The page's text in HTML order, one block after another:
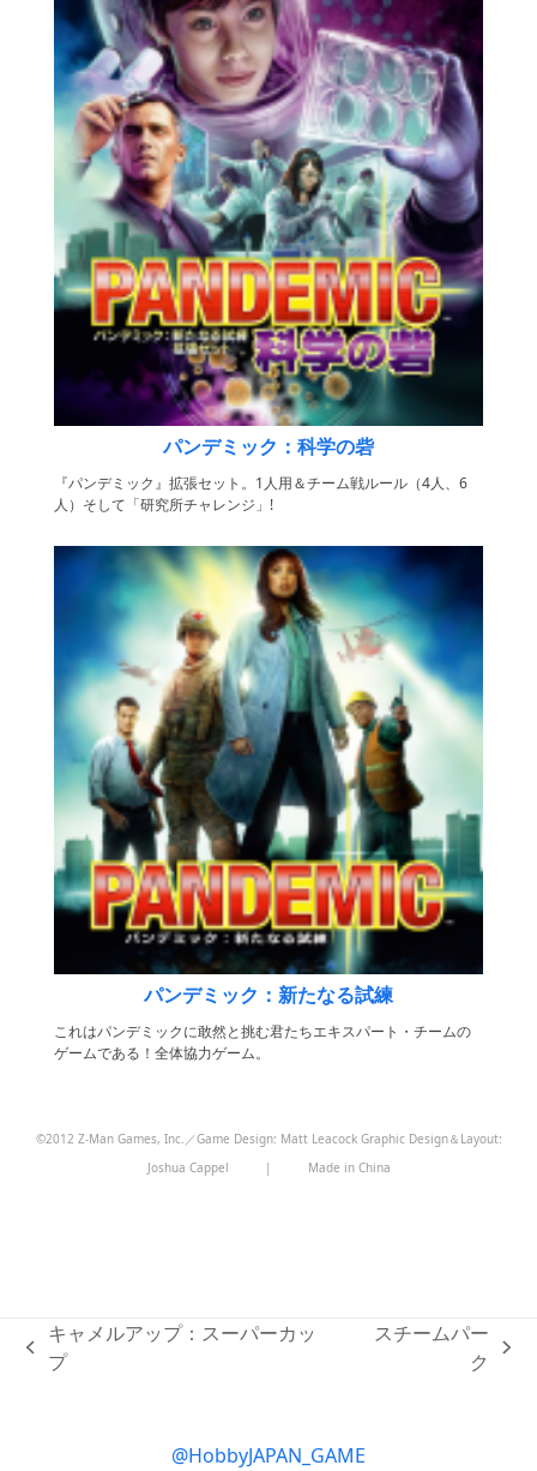
パンデミック：科学の砦
『パンデミック』拡張セット。1人用＆チーム戦ルール（4人、6
人）そして「研究所チャレンジ」!
パンデミック：新たなる試練
これはパンデミックに敢然と挑む君たちエキスパート・チームの
ゲームである！全体協力ゲーム。
©2012 Z-Man Games, Inc.／Game Design: Matt Leacock Graphic Design＆Layout:
Joshua Cappel
| Made in China
previous
キャメルアップ：スーパーカッ
プ
スチームパー
ク
@HobbyJAPAN_GAME